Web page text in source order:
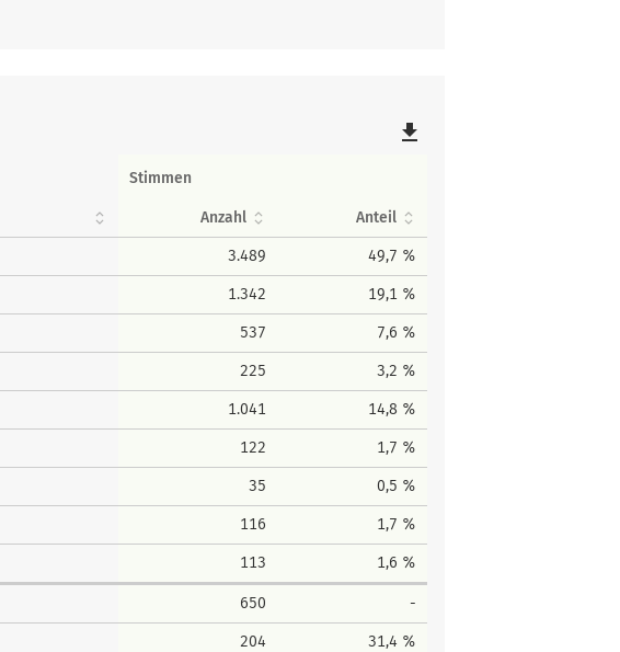
file_download
Stimmen
Anzahl Anteil
3.489 49,7 %
1.342 19,1 %
537 7,6 %
225 3,2 %
1.041 14,8 %
122 1,7 %
35 0,5 %
116 1,7 %
113 1,6 %
650 -
204 31,4 %